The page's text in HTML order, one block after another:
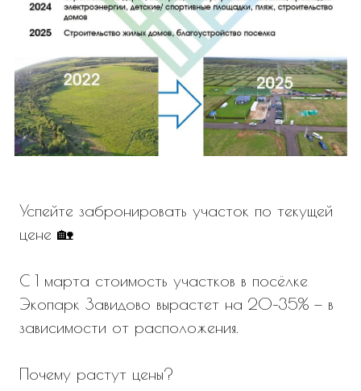
Успейте забронировать участок по текущей
цене 🏡
С 1 марта стоимость участков в посёлке
Экопарк Завидово вырастет на 20–35% — в
зависимости от расположения.
Почему растут цены?
✔️ посёлок активно застраивается
✔️ развивается инфраструктура
✔️ растёт инвестиционная привлекательность
Завидово
📍 Расположение рядом с перспективной и
быстроразвивающейся туристической зоной
делает наш посёлок отличным вариантом как
для жизни, так и для инвестиций 🌱